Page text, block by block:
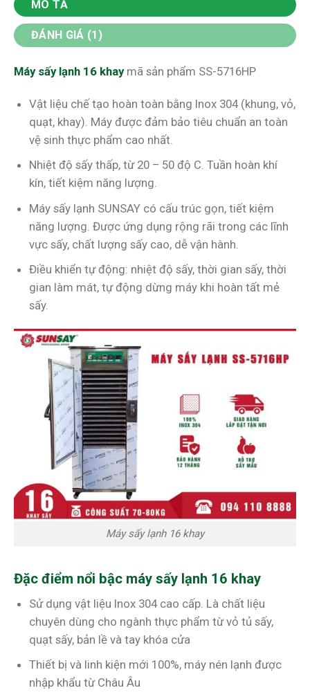
MÔ TẢ
ĐÁNH GIÁ (1)
Máy sấy lạnh 16 khaymã sản phẩm SS-5716HP
Vật liệu chế tạo hoàn toàn bằng Inox 304 (khung, vỏ,
quạt, khay). Máy được đảm bảo tiêu chuẩn an toàn
vệ sinh thực phẩm cao nhất.
Nhiệt độ sấy thấp, từ 20 – 50 độ C. Tuần hoàn khí
kín, tiết kiệm năng lượng.
Máy sấy lạnh SUNSAY có cấu trúc gọn, tiết kiệm
năng lượng. Được ứng dụng rộng rãi trong các lĩnh
vực sấy, chất lượng sấy cao, dễ vận hành.
Điều khiển tự động: nhiệt độ sấy, thời gian sấy, thời
gian làm mát, tự động dừng máy khi hoàn tất mẻ
sấy.
Máy sấy lạnh 16 khay
Đặc điểm nổi bậc máy sấy lạnh 16 khay
Sử dụng vật liệu Inox 304 cao cấp. Là chất liệu
chuyên dùng cho ngành thực phẩm từ vỏ tủ sấy,
quạt sấy, bản lề và tay khóa cửa
Thiết bị và linh kiện mới 100%, máy nén lạnh được
nhập khẩu từ Châu Âu